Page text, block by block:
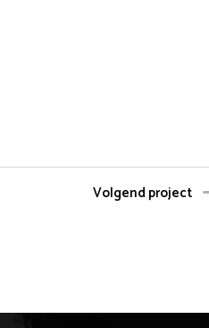
Volgend project